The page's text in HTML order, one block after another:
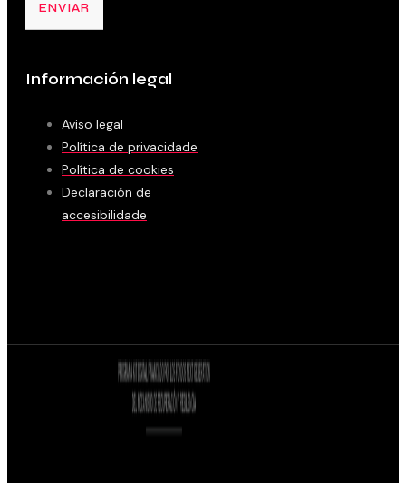
ENVIAR
Información legal
Aviso legal
Política de privacidade
Política de cookies
Declaración de
accesibilidade